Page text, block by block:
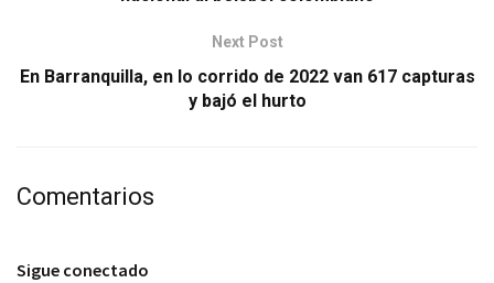
Next Post
En Barranquilla, en lo corrido de 2022 van 617 capturas
y bajó el hurto
Comentarios
Sigue conectado